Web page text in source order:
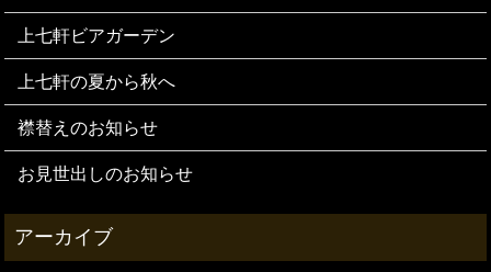
上七軒ビアガーデン
上七軒の夏から秋へ
襟替えのお知らせ
お見世出しのお知らせ